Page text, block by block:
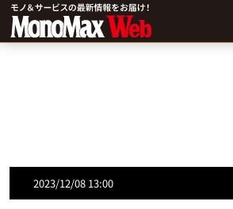
2023/12/08 13:00